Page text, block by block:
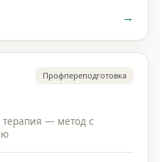
→
Профпереподготовка
терапия — метод с